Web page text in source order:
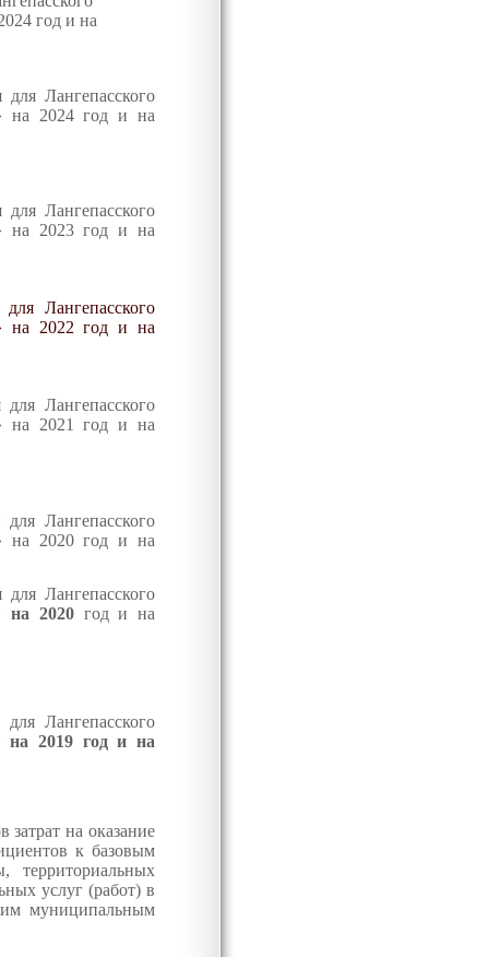
4 год и на
Лангепасского
на 2024год и на
Лангепасского
на 2023 год и на
Лангепасского
на 2022 год и на
Лангепасского
на 2021 год и на
Лангепасского
на 2020 год и на
Лангепасского
на 2020 год и на
Лангепасского
на 2019 год и на
на оказание
к базовым
территориальных
услуг (работ) в
муниципальным